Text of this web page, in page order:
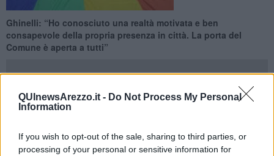
QUInewsArezzo.it - Do Not Process My Personal
Information
If you wish to opt-out of the sale, sharing to third parties, or
processing of your personal or sensitive information for
Ghinelli: “Ho conosciuto una realtà motivata e ben
consapevole della propria presenza in città. La porta del
Comune è aperta a tutti”
commentato l'appuntamento con le famiglie arcobalenotenutosi
questa mattina a Palazzo Cavallo.